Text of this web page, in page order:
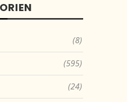
(8)
(595)
(24)